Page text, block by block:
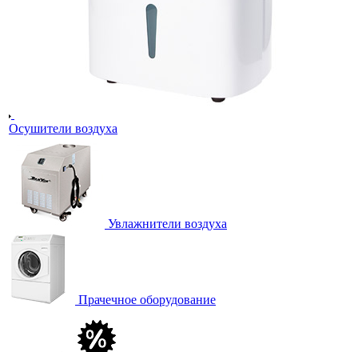
Осушители воздуха
Увлажнители воздуха
Прачечное оборудование